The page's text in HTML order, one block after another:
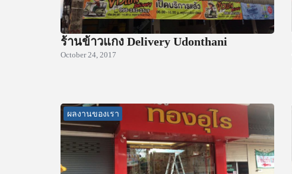
ร้านข้าวแกง Delivery Udonthani
October 24, 2017
ผลงานของเรา